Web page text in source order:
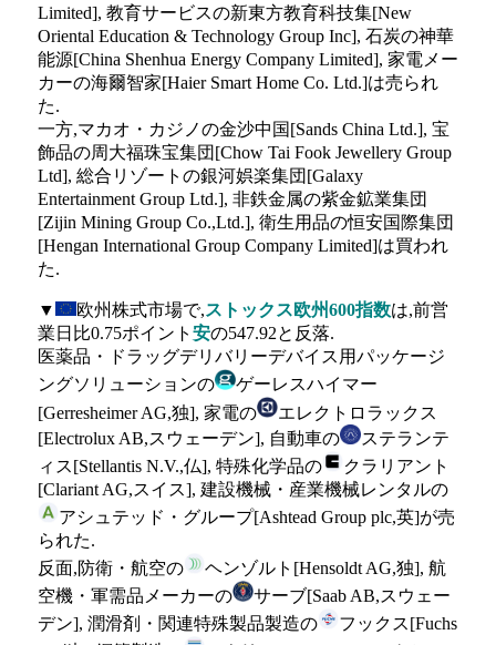
Limited], 教育サービスの新東方教育科技集[New
Oriental Education & Technology Group Inc], 石炭の神華
能源[China Shenhua Energy Company Limited], 家電メー
カーの海爾智家[Haier Smart Home Co. Ltd.]は売られ
た.
一方,マカオ・カジノの金沙中国[Sands China Ltd.], 宝
飾品の周大福珠宝集団[Chow Tai Fook Jewellery Group
Ltd], 総合リゾートの銀河娯楽集団[Galaxy
Entertainment Group Ltd.], 非鉄金属の紫金鉱業集団
[Zijin Mining Group Co.,Ltd.], 衛生用品の恒安国際集団
[Hengan International Group Company Limited]は買われ
た.
▼ 欧州株式市場で,ストックス欧州600指数は,前営
業日比0.75ポイント 安の547.92と反落.
医薬品・ドラッグデリバリーデバイス用パッケージ
ングソリューションの
ゲーレスハイマー
[Gerresheimer AG,独], 家電の
エレクトロラックス
[Electrolux AB,スウェーデン], 自動車の
ステランテ
ィス[Stellantis N.V.,仏], 特殊化学品の
クラリアント
[Clariant AG,スイス], 建設機械・産業機械レンタルの
アシュテッド・グループ[Ashtead Group plc,英]が売
られた.
反面,防衛・航空の
ヘンゾルト[Hensoldt AG,独], 航
空機・軍需品メーカーの
サーブ[Saab AB,スウェー
デン], 潤滑剤・関連特殊製品製造の
フックス[Fuchs